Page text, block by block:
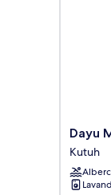
Dayu
Mirah
Resort
Kutuh
Dayu
Kutuh